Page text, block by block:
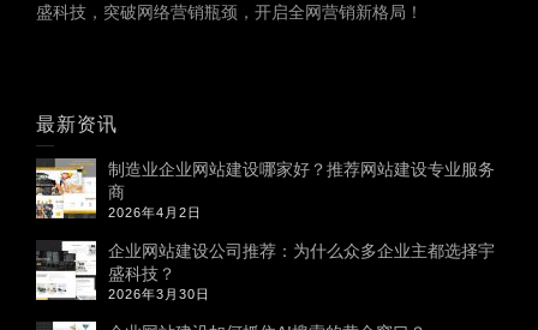
盛科技，突破网络营销瓶颈，开启全网营销新格局！
最新资讯
制造业企业网站建设哪家好？推荐网站建设专业服务
商
2026年4月2日
企业网站建设公司推荐：为什么众多企业主都选择宇
盛科技？
2026年3月30日